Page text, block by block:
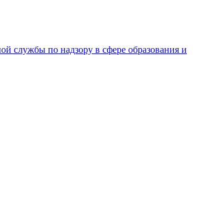
службы по надзору в сфере образования и